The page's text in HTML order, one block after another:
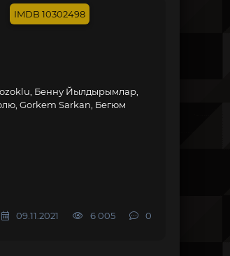
10302498
Бенну Йылдырымлар,
Gorkem Sarkan, Бегюм
09.11.2021 6 005 0